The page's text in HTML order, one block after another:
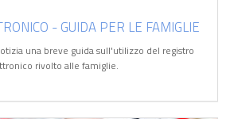
- GUIDA PER LE FAMIGLIE
una breve guida sull'utilizzo del registro
rivolto alle famiglie.